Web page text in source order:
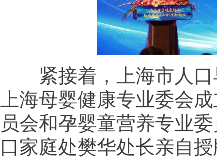
紧接着，上海市人口
上海母婴健康专业委会
员会和孕婴童营养专业
口家庭处樊华处长亲自